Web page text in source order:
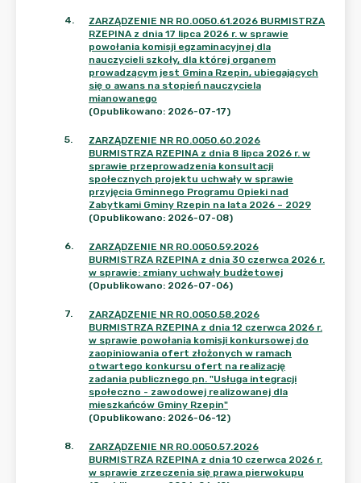
4.
ZARZĄDZENIE NR RO.0050.61.2026 BURMISTRZA
RZEPINA z dnia 17 lipca 2026 r. w sprawie
powołania komisji egzaminacyjnej dla
nauczycieli szkoły, dla której organem
prowadzącym jest Gmina Rzepin, ubiegających
się o awans na stopień nauczyciela
mianowanego
(Opublikowano: 2026-07-17)
5.
ZARZĄDZENIE NR RO.0050.60.2026
BURMISTRZA RZEPINA z dnia 8 lipca 2026 r. w
sprawie przeprowadzenia konsultacji
społecznych projektu uchwały w sprawie
przyjęcia Gminnego Programu Opieki nad
Zabytkami Gminy Rzepin na lata 2026 – 2029
(Opublikowano: 2026-07-08)
6.
ZARZĄDZENIE NR RO.0050.59.2026
BURMISTRZA RZEPINA z dnia 30 czerwca 2026 r.
w sprawie: zmiany uchwały budżetowej
(Opublikowano: 2026-07-06)
7.
ZARZĄDZENIE NR RO.0050.58.2026
BURMISTRZA RZEPINA z dnia 12 czerwca 2026 r.
w sprawie powołania komisji konkursowej do
zaopiniowania ofert złożonych w ramach
otwartego konkursu ofert na realizację
zadania publicznego pn. "Usługa integracji
społeczno - zawodowej realizowanej dla
mieszkańców Gminy Rzepin"
(Opublikowano: 2026-06-12)
8.
ZARZĄDZENIE NR RO.0050.57.2026
BURMISTRZA RZEPINA z dnia 10 czerwca 2026 r.
w sprawie zrzeczenia się prawa pierwokupu